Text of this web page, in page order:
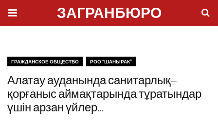
ЗАГРАНБЮРО
ГРАЖДАНСКОЕ ОБЩЕСТВО РОО “ШАНЫРАК”
Алатау ауданында санитарлық–
қорғаныс аймақтарында тұратындар
үшін арзан үйлер…